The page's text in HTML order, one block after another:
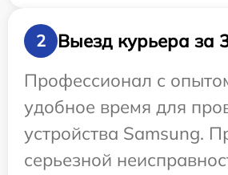
2
Выезд курьера за
Профессионал с
удобное время для
устройства Samsung.
серьезной